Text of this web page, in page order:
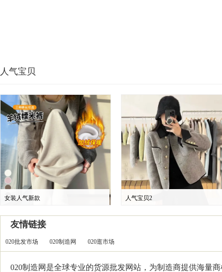
人气宝贝
女装人气新款 人气宝贝2
友情链接
020批发市场 020制造网 020逛市场
020制造网是全球专业的货源批发网站，为制造商提供海量